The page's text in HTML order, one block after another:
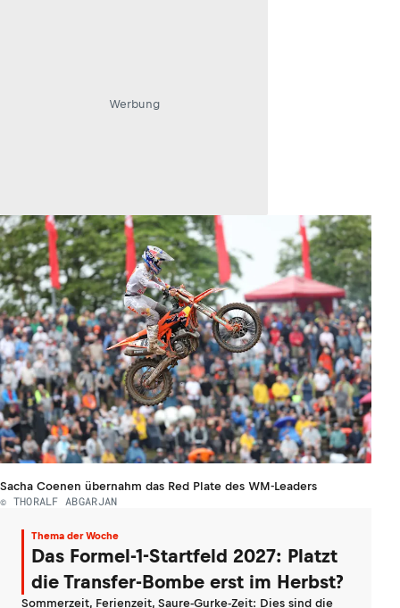
Werbung
Sacha Coenen übernahm das Red Plate des WM-Leaders
© THORALF ABGARJAN
Thema der Woche
Das Formel-1-Startfeld 2027: Platzt
die Transfer-Bombe erst im Herbst?
Sommerzeit, Ferienzeit, Saure-Gurke-Zeit: Dies sind die